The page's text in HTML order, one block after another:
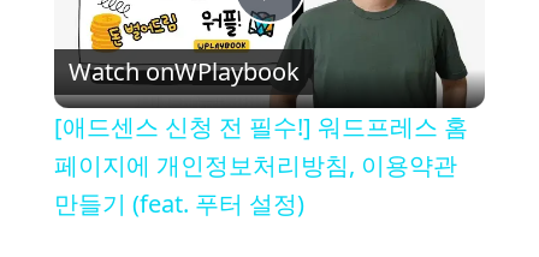
P
l
a
Watch onWPlaybook
[애드센스 신청 전 필수!] 워드프레스 홈
페이지에 개인정보처리방침, 이용약관
만들기 (feat. 푸터 설정)